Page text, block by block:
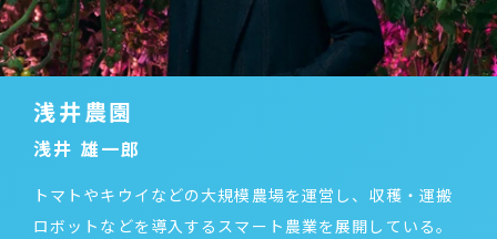
浅井農園
浅井 雄一郎
トマトやキウイなどの大規模農場を運営し、収穫・運搬
ロボットなどを導入するスマート農業を展開している。